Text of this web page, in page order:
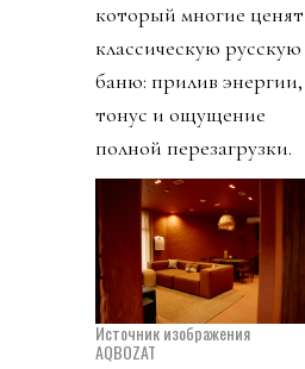
который многие ценят
классическую русскую
баню: прилив энергии,
тонус и ощущение
полной перезагрузки.
Источник изображения
AQBOZAT